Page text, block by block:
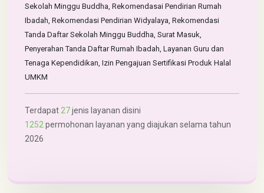
Sekolah Minggu Buddha, Rekomendasai Pendirian Rumah
Ibadah, Rekomendasi Pendirian Widyalaya, Rekomendasi
Tanda Daftar Sekolah Minggu Buddha, Surat Masuk,
Penyerahan Tanda Daftar Rumah Ibadah, Layanan Guru dan
Tenaga Kependidikan, Izin Pengajuan Sertifikasi Produk Halal
UMKM
Terdapat27jenis layanan disini
1252permohonan layanan yang diajukan selama tahun
2026